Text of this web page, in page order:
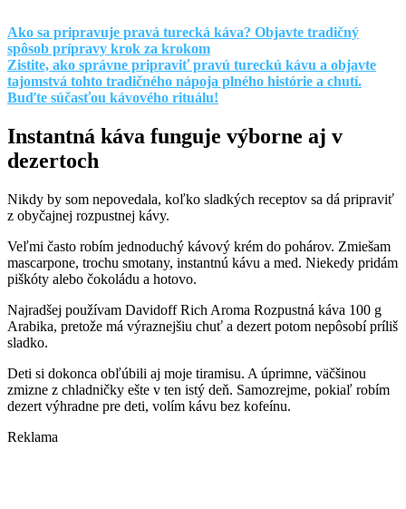
Ako sa pripravuje pravá turecká káva? Objavte tradičný
spôsob prípravy krok za krokom
Zistite, ako správne pripraviť pravú tureckú kávu a objavte
tajomstvá tohto tradičného nápoja plného histórie a chutí.
Buďte súčasťou kávového rituálu!
Instantná káva funguje výborne aj v
dezertoch
Nikdy by som nepovedala, koľko sladkých receptov sa dá pripraviť
z obyčajnej rozpustnej kávy.
Veľmi často robím jednoduchý kávový krém do pohárov. Zmiešam
mascarpone, trochu smotany, instantnú kávu a med. Niekedy pridám
piškóty alebo čokoládu a hotovo.
Najradšej používam Davidoff Rich Aroma Rozpustná káva 100 g
Arabika, pretože má výraznejšiu chuť a dezert potom nepôsobí príliš
sladko.
Deti si dokonca obľúbili aj moje tiramisu. A úprimne, väčšinou
zmizne z chladničky ešte v ten istý deň. Samozrejme, pokiaľ robím
dezert výhradne pre deti, volím kávu bez kofeínu.
Reklama